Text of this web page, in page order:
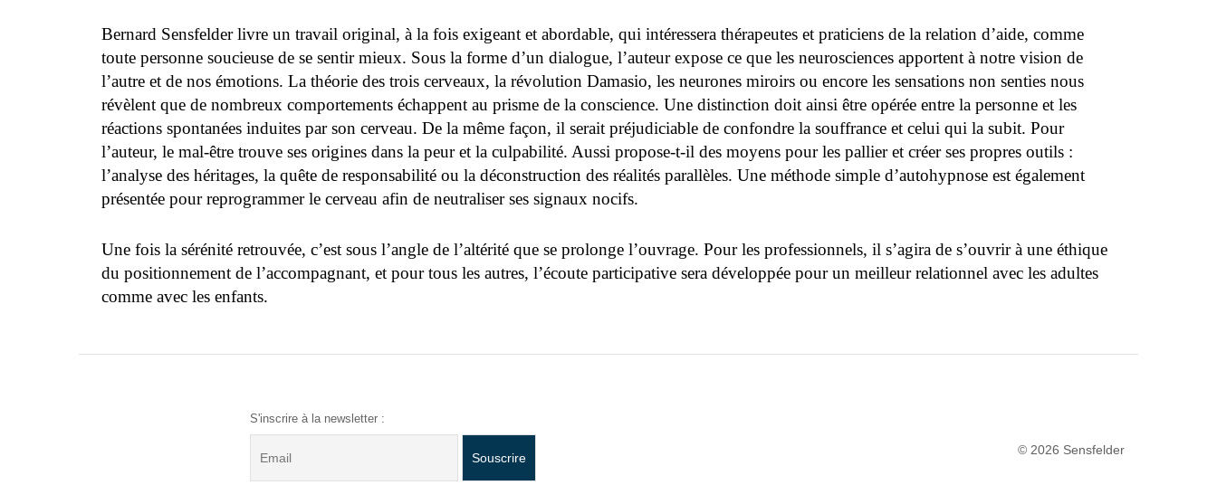
Bernard Sensfelder livre un travail original, à la fois exigeant et abordable, qui intéressera thérapeutes et praticiens de la relation d’aide, comme
toute personne soucieuse de se sentir mieux. Sous la forme d’un dialogue, l’auteur expose ce que les neurosciences apportent à notre vision de
l’autre et de nos émotions. La théorie des trois cerveaux, la révolution Damasio, les neurones miroirs ou encore les sensations non senties nous
révèlent que de nombreux comportements échappent au prisme de la conscience. Une distinction doit ainsi être opérée entre la personne et les
réactions spontanées induites par son cerveau. De la même façon, il serait préjudiciable de confondre la souffrance et celui qui la subit. Pour
l’auteur, le mal-être trouve ses origines dans la peur et la culpabilité. Aussi propose-t-il des moyens pour les pallier et créer ses propres outils :
l’analyse des héritages, la quête de responsabilité ou la déconstruction des réalités parallèles. Une méthode simple d’autohypnose est également
présentée pour reprogrammer le cerveau afin de neutraliser ses signaux nocifs.
Une fois la sérénité retrouvée, c’est sous l’angle de l’altérité que se prolonge l’ouvrage. Pour les professionnels, il s’agira de s’ouvrir à une éthique
du positionnement de l’accompagnant, et pour tous les autres, l’écoute participative sera développée pour un meilleur relationnel avec les adultes
comme avec les enfants.
S'inscrire à la newsletter :
© 2026 Sensfelder